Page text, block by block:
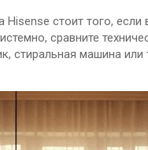
Hisense стоит того,
сравните
стиральная машина